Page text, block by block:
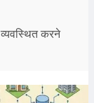
करने